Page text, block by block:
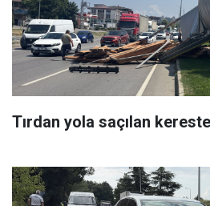
Tırdan yola saçılan